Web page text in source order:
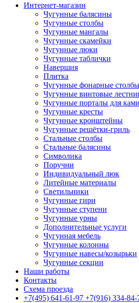
Интернет-магазин
Чугунные балясины
Чугунные столбы
Чугунные мангалы
Чугунные скамейки
Чугунные люки
Чугунные таблички
Навершия
Плитка
Чугунные фонарные столбы
Чугунные винтовые
Чугунные порталы для
Чугунные кресты
Чугунные кронштейны
Чугунные решётки-гриль
Стальные столбы
Стальные балясины
Символика
Поручни
Индивидуальный люк
Литейные материалы
Светильники
Чугунные гири
Чугунные ступени
Чугунные урны
Дополнительные услуги
Чугунная мебель
Чугунные колонны
Чугунные навесы/козырьки
Чугунные секции
Наши работы
Контакты
Схема проезда
+7(495) 641-61-97 +7(916) 334-84-